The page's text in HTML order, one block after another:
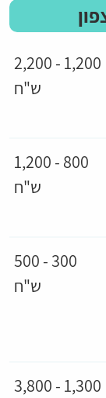
1,200 - 2,200
ש"ח
800 - 1,200
ש"ח
300 - 500
ש"ח
1,300 - 3,800